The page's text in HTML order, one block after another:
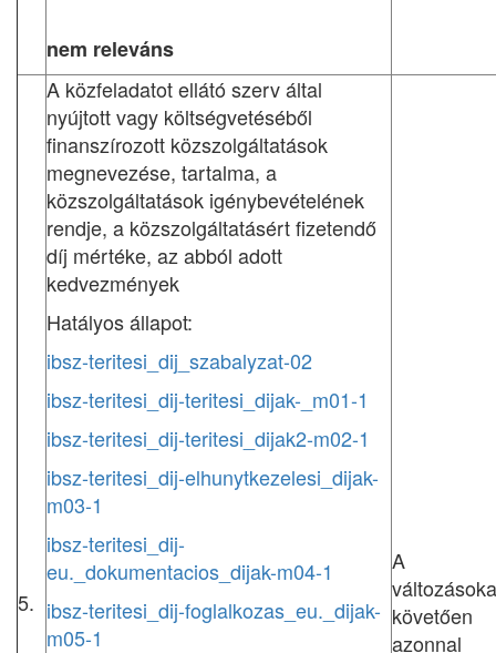
nem releváns
5.
A közfeladatot ellátó szerv által
nyújtott vagy költségvetéséből
finanszírozott közszolgáltatások
megnevezése, tartalma, a
közszolgáltatások igénybevételének
rendje, a közszolgáltatásért fizetendő
díj mértéke, az abból adott
kedvezmények
Hatályos állapot:
ibsz-teritesi_dij_szabalyzat-02
ibsz-teritesi_dij-teritesi_dijak-_m01-1
ibsz-teritesi_dij-teritesi_dijak2-m02-1
ibsz-teritesi_dij-elhunytkezelesi_dijak-
m03-1
ibsz-teritesi_dij-
eu._dokumentacios_dijak-m04-1
ibsz-teritesi_dij-foglalkozas_eu._dijak-
m05-1
A
követően
azonnal